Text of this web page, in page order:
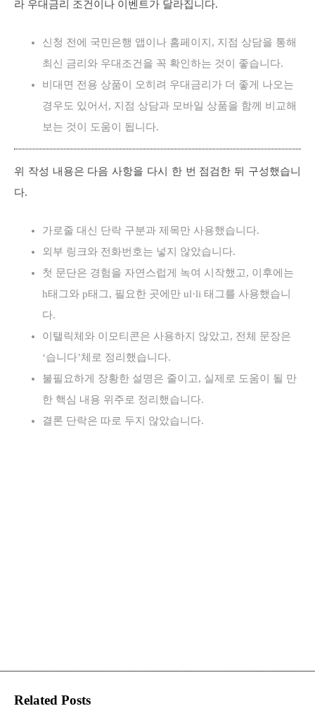
라 우대금리 조건이나 이벤트가 달라집니다.
신청 전에 국민은행 앱이나 홈페이지, 지점 상담을 통해
최신 금리와 우대조건을 꼭 확인하는 것이 좋습니다.
비대면 전용 상품이 오히려 우대금리가 더 좋게 나오는
경우도 있어서, 지점 상담과 모바일 상품을 함께 비교해
보는 것이 도움이 됩니다.
위 작성 내용은 다음 사항을 다시 한 번 점검한 뒤 구성했습니
다.
가로줄 대신 단락 구분과 제목만 사용했습니다.
외부 링크와 전화번호는 넣지 않았습니다.
첫 문단은 경험을 자연스럽게 녹여 시작했고, 이후에는
h태그와 p태그, 필요한 곳에만 ul·li 태그를 사용했습니
다.
이탤릭체와 이모티콘은 사용하지 않았고, 전체 문장은
‘습니다’체로 정리했습니다.
불필요하게 장황한 설명은 줄이고, 실제로 도움이 될 만
한 핵심 내용 위주로 정리했습니다.
결론 단락은 따로 두지 않았습니다.
Related Posts